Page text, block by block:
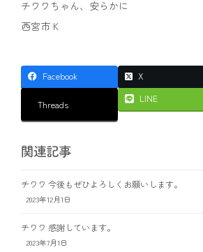
チワワちゃん、安らかに
西宮市 K
Facebook X
Threads LINE
関連記事
チワワ 今後もぜひよろしくお願いします。
2023年12月1日
チワワ 感謝しています。
2023年7月1日